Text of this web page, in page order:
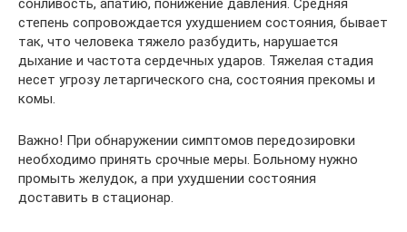
степень сопровождается ухудшением состояния, бывает
так, что человека тяжело разбудить, нарушается
дыхание и частота сердечных ударов. Тяжелая стадия
несет угрозу летаргического сна, состояния прекомы и
комы.
Важно! При обнаружении симптомов передозировки
необходимо принять срочные меры. Больному нужно
промыть желудок, а при ухудшении состояния
доставить в стационар.